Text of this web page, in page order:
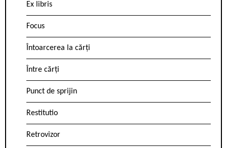
Ex libris
Focus
Întoarcerea la cărți
Între cărți
Punct de sprijin
Restitutio
Retrovizor